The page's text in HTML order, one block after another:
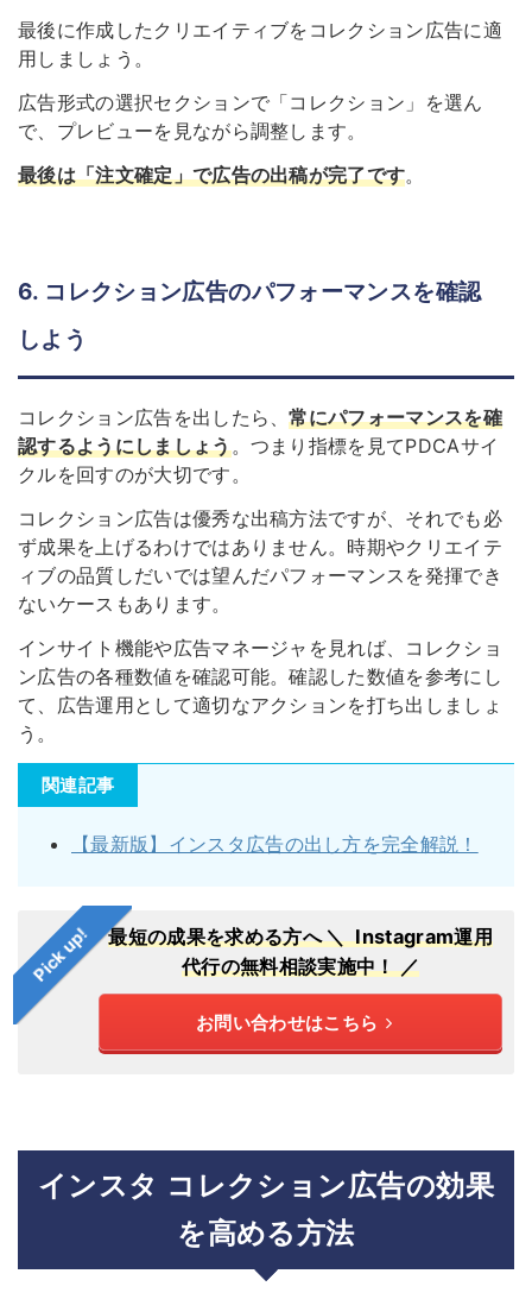
最後に作成したクリエイティブをコレクション広告に適
用しましょう。
広告形式の選択セクションで「コレクション」を選ん
で、プレビューを見ながら調整します。
最後は「注文確定」で広告の出稿が完了です。
6. コレクション広告のパフォーマンスを確認
しよう
コレクション広告を出したら、常にパフォーマンスを確
認するようにしましょう。つまり指標を見てPDCAサイ
クルを回すのが大切です。
コレクション広告は優秀な出稿方法ですが、それでも必
ず成果を上げるわけではありません。時期やクリエイテ
ィブの品質しだいでは望んだパフォーマンスを発揮でき
ないケースもあります。
インサイト機能や広告マネージャを見れば、コレクショ
ン広告の各種数値を確認可能。確認した数値を参考にし
て、広告運用として適切なアクションを打ち出しましょ
う。
関連記事
【最新版】インスタ広告の出し方を完全解説！
Pick up! 最短の成果を求める方へ＼ Instagram運用
代行の無料相談実施中！ ／
お問い合わせはこちら
インスタ コレクション広告の効果
を高める方法